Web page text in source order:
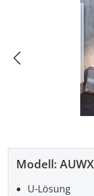
Modell: AUWX
U-Lösung